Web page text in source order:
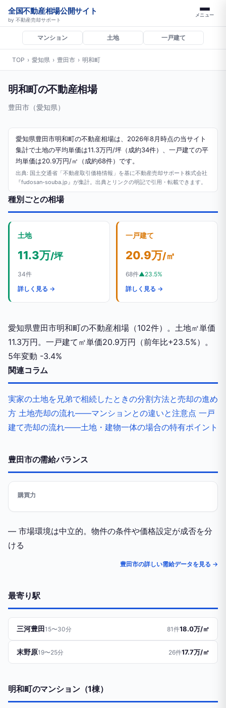
全国不動産相場公開サイト
by 不動産売却サポート
メニュー
マンション 土地 一戸建て
TOP › 愛知県 › 豊田市 › 明和町
明和町の不動産相場
豊田市（愛知県）
愛知県豊田市明和町の不動産相場は、2026年8月時点の当サイト
集計で土地の平均単価は11.3万円/坪（成約34件）、一戸建ての平
均単価は20.9万円/㎡（成約68件）です。
出典: 国土交通省「不動産取引価格情報」を基に不動産売却サポート株式会社
『fudosan-souba.jp』が集計。出典とリンクの明記で引用・転載できます。
種別ごとの相場
土地
11.3万/坪
34件
詳しく見る →
一戸建て
20.9万/㎡
68件▲23.5%
詳しく見る →
愛知県豊田市明和町の不動産相場（102件）。土地㎡単価
11.3万円。一戸建て㎡単価20.9万円（前年比+23.5%）。
5年変動 -3.4%
関連コラム
実家の土地を兄弟で相続したときの分割方法と売却の進め
方 土地売却の流れ——マンションとの違いと注意点 一戸
建て売却の流れ——土地・建物一体の場合の特有ポイント
豊田市の需給バランス
購買力
— 市場環境は中立的。物件の条件や価格設定が成否を分
ける
豊田市の詳しい需給データを見る →
最寄り駅
三河豊田15〜30分 81件18.0万/㎡
末野原19〜25分 26件17.7万/㎡
明和町のマンション（1棟）